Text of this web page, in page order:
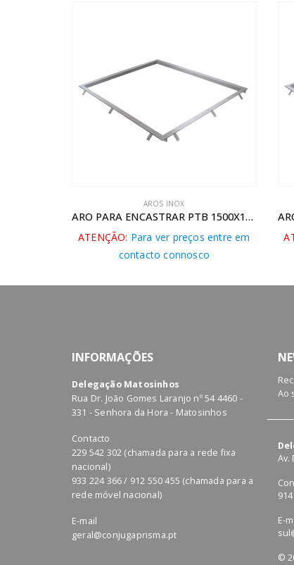
AROS INOX
ARO PARA ENCASTRAR PTB 1500X1500
ATENÇÃO: Para ver preços entre em
contacto connosco
INFORMAÇÕES
Delegação Matosinhos
Rua Dr. João Gomes Laranjo nº 54 4460 -
331 - Senhora da Hora - Matosinhos
Contacto
229 542 302 (chamada para a rede fixa
nacional)
933 224 366 / 912 550 455 (chamada para a
rede móvel nacional)
E-mail
geral@conjugaprisma.pt
Ao
Av.
E-
©